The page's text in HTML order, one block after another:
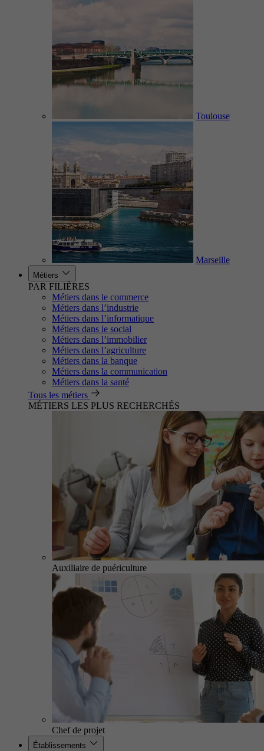
Toulouse
Marseille
Métiers
PAR FILIÈRES
Métiers dans le commerce
Métiers dans l’industrie
Métiers dans l’informatique
Métiers dans le social
Métiers dans l’immobilier
Métiers dans l’agriculture
Métiers dans la banque
Métiers dans la communication
Métiers dans la santé
Tous les métiers
MÉTIERS LES PLUS RECHERCHÉS
Auxiliaire de puériculture
Chef de projet
Établissements